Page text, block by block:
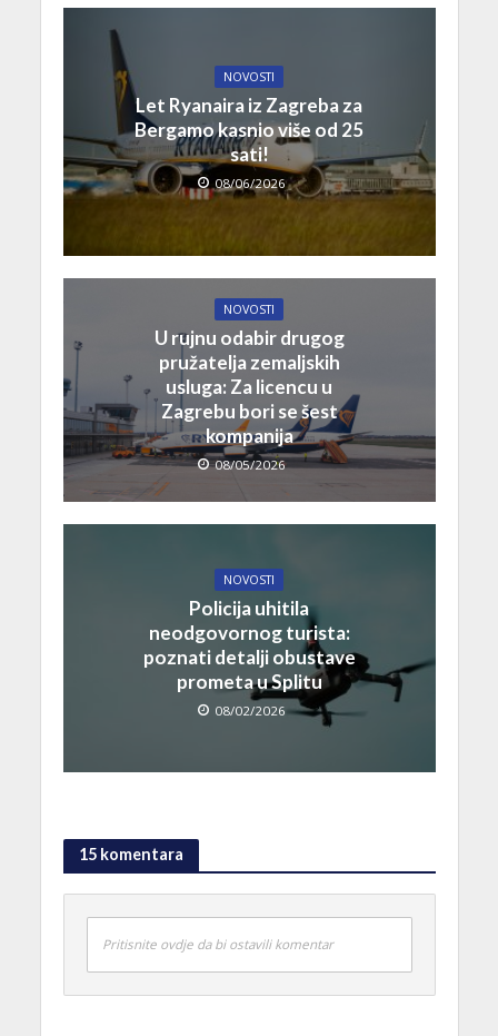
NOVOSTI
Let Ryanaira iz Zagreba za
Bergamo kasnio više od 25
sati!
08/06/2026
NOVOSTI
U rujnu odabir drugog
pružatelja zemaljskih
usluga: Za licencu u
Zagrebu bori se šest
kompanija
08/05/2026
NOVOSTI
Policija uhitila
neodgovornog turista:
poznati detalji obustave
prometa u Splitu
08/02/2026
15 komentara
Pritisnite ovdje da bi ostavili komentar